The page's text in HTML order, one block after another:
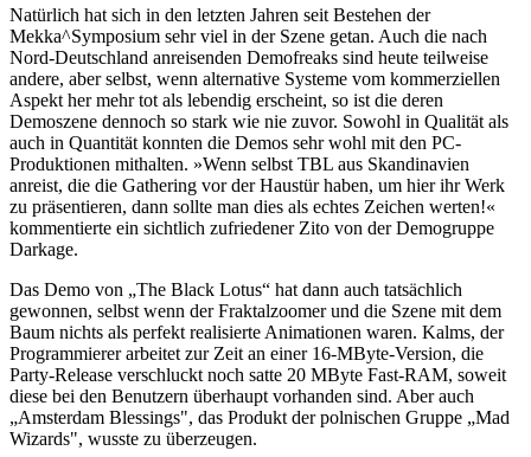
Natürlich hat sich in den letzten Jahren seit Bestehen der
Mekka^Symposium sehr viel in der Szene getan. Auch die nach
Nord-Deutschland anreisenden Demofreaks sind heute teilweise
andere, aber selbst, wenn alternative Systeme vom kommerziellen
Aspekt her mehr tot als lebendig erscheint, so ist die deren
Demoszene dennoch so stark wie nie zuvor. Sowohl in Qualität als
auch in Quantität konnten die Demos sehr wohl mit den PC-
Produktionen mithalten. »Wenn selbst TBL aus Skandinavien
anreist, die die Gathering vor der Haustür haben, um hier ihr Werk
zu präsentieren, dann sollte man dies als echtes Zeichen werten!«
kommentierte ein sichtlich zufriedener Zito von der Demogruppe
Darkage.
Das Demo von „The Black Lotus“ hat dann auch tatsächlich
gewonnen, selbst wenn der Fraktalzoomer und die Szene mit dem
Baum nichts als perfekt realisierte Animationen waren. Kalms, der
Programmierer arbeitet zur Zeit an einer 16-MByte-Version, die
Party-Release verschluckt noch satte 20 MByte Fast-RAM, soweit
diese bei den Benutzern überhaupt vorhanden sind. Aber auch
„Amsterdam Blessings", das Produkt der polnischen Gruppe „Mad
Wizards", wusste zu überzeugen.